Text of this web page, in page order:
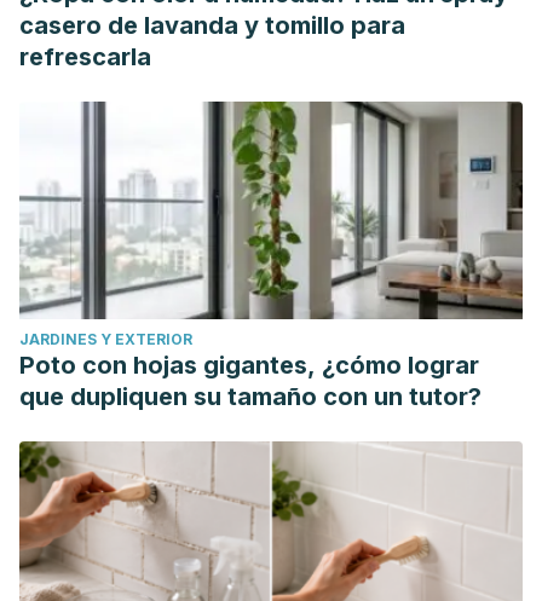
casero de lavanda y tomillo para
refrescarla
JARDINES Y EXTERIOR
Poto con hojas gigantes, ¿cómo lograr
que dupliquen su tamaño con un tutor?